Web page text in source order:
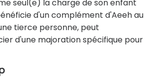
seul(e) la charge de son enfant
d'un complément d'Aeeh au
tierce personne, peut
d'une majoration spécifique pour